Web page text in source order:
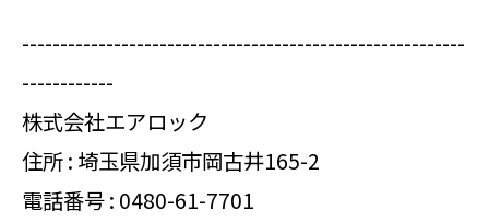
----------------------------------------------------------
------------
株式会社エアロック
住所 : 埼玉県加須市岡古井165-2
電話番号 : 0480-61-7701